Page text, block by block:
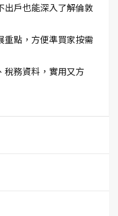
出戶也能深入了解倫敦
重點，方便準買家按需
稅務資料，實用又方